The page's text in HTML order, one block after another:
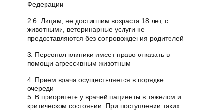
Федерации
2.6. Лицам, не достигшим возраста 18 лет, с
животными, ветеринарные услуги не
предоставляются без сопровождения родителей
3. Персонал клиники имеет право отказать в
помощи агрессивным животным
4. Прием врача осуществляется в порядке
очереди
5. В приоритете у врачей пациенты в тяжелом и
критическом состоянии. При поступлении таких